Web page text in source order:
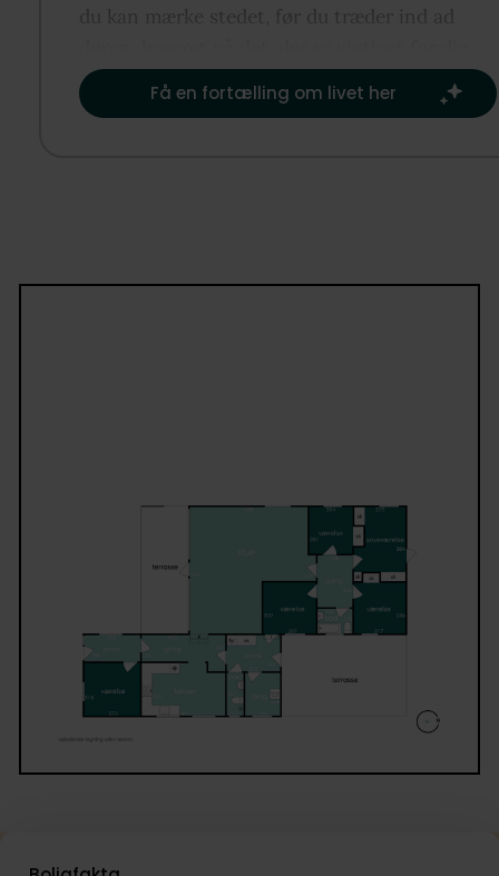
du kan mærke stedet, før du træder ind ad
Få en fortælling om livet her